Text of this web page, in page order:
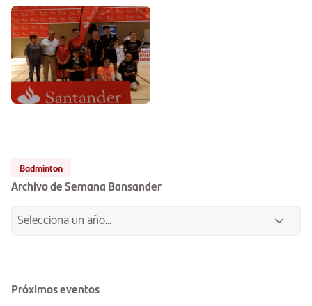
Badminton
Archivo de Semana Bansander
Próximos eventos